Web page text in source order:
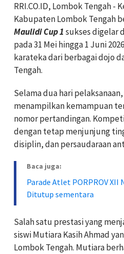
RRI.CO.ID, Lombok Tengah -
Kabupaten Lombok Tengah
Maulidi Cup 1sukses digelar
pada 31 Mei hingga 1 Juni
karateka dari berbagai dojo
Tengah.
Selama dua hari
menampilkan kemampuan
nomor pertandingan.
dengan tetap menjunjung
disiplin, dan persaudaraan
Baca juga:
Parade Atlet PORPROV
Ditutup sementara
Salah satu prestasi yang
siswiMutiara Kasih Ahmad
Lombok Tengah. Mutiara